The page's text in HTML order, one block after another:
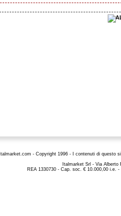
Italmarket.com - Copyright 1996 - I contenuti di questo
Italmarket Srl - Via Alberto
REA 1330730 - Cap. soc. € 10.000,00 i.e.